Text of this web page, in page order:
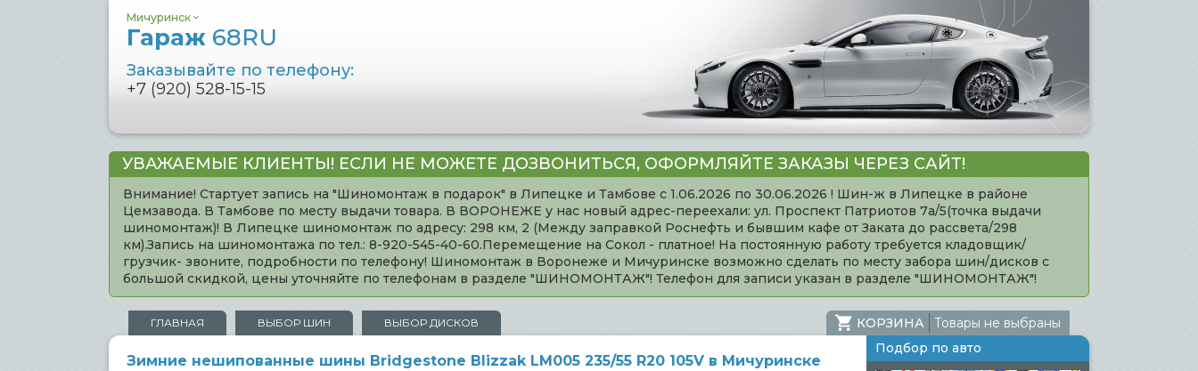
Мичуринск
Гараж 68RU
Заказывайте по телефону:
+7 (920) 528-15-15
УВАЖАЕМЫЕ КЛИЕНТЫ! ЕСЛИ НЕ МОЖЕТЕ ДОЗВОНИТЬСЯ, ОФОРМЛЯЙТЕ ЗАКАЗЫ ЧЕРЕЗ САЙТ!
Внимание! Стартует запись на "Шиномонтаж в подарок" в Липецке и Тамбове с 1.06.2026 по 30.06.2026 ! Шин-ж в Липецке в районе
Цемзавода. В Тамбове по месту выдачи товара. В ВОРОНЕЖЕ у нас новый адрес-переехали: ул. Проспект Патриотов 7а/5(точка выдачи
шиномонтаж)! В Липецке шиномонтаж по адресу: 298 км, 2 (Между заправкой Роснефть и бывшим кафе от Заката до рассвета/298
км).Запись на шиномонтажа по тел.: 8-920-545-40-60.Перемещение на Сокол - платное! На постоянную работу требуется кладовщик/
грузчик- звоните, подробности по телефону! Шиномонтаж в Воронеже и Мичуринске возможно сделать по месту забора шин/дисков с
большой скидкой, цены уточняйте по телефонам в разделе "ШИНОМОНТАЖ"! Телефон для записи указан в разделе "ШИНОМОНТАЖ"!
ГЛАВНАЯ ВЫБОР ШИН ВЫБОР ДИСКОВ КОРЗИНА Товары не выбраны
Зимние нешипованные шины Bridgestone Blizzak LM005 235/55 R20 105V в Мичуринске
Подбор по авто